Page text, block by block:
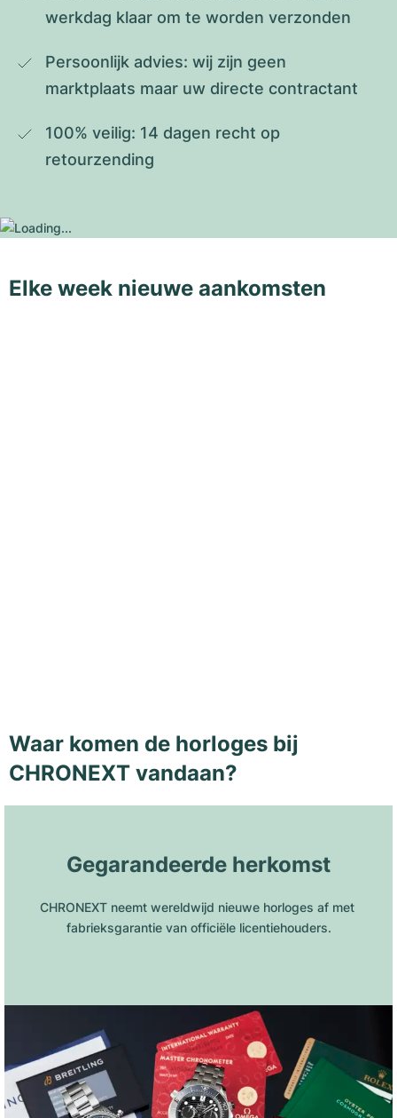
werkdag klaar om te worden verzonden
Persoonlijk advies: wij zijn geen
marktplaats maar uw directe contractant
100% veilig: 14 dagen recht op
retourzending
Elke week nieuwe aankomsten
Waar komen de horloges bij
CHRONEXT vandaan?
Gegarandeerde herkomst
CHRONEXT neemt wereldwijd nieuwe horloges af met
fabrieksgarantie van officiële licentiehouders.